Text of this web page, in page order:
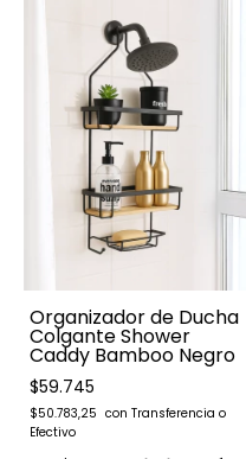
Organizador de Ducha
Colgante Shower
Caddy Bamboo Negro
$59.745
$50.783,25